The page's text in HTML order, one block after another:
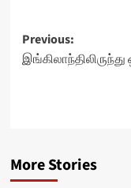
Post
navigation
Previous:
More Stories